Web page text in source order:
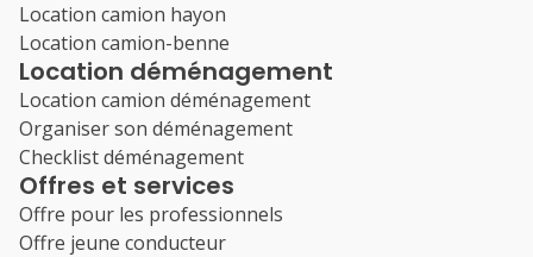
Location camion hayon
Location camion-benne
Location déménagement
Location camion déménagement
Organiser son déménagement
Checklist déménagement
Offres et services
Offre pour les professionnels
Offre jeune conducteur